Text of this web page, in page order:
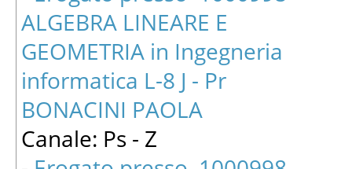
ALGEBRA LINEARE E
GEOMETRIA in Ingegneria
informatica L-8 J - Pr
BONACINI PAOLA
Canale: Ps - Z